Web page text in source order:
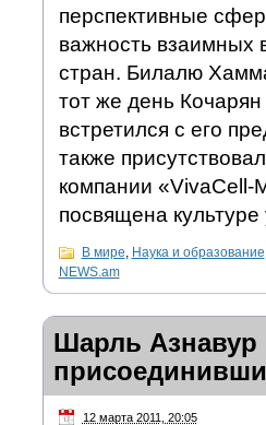
перспективные
важность взаимных
стран. Билалю
тот же день Кочарян
встретился с его
также
компании «VivaCell-
посвящена
В мире Наука и образование
NEWS.am
Шарль Азнавур
12 марта 2011, 20:05